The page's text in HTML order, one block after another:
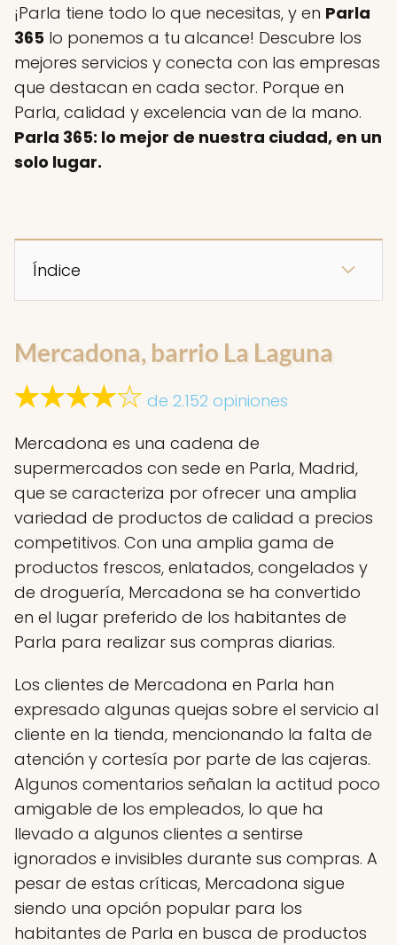
¡Parla tiene todo lo que necesitas, y en Parla
365 lo ponemos a tu alcance! Descubre los
mejores servicios y conecta con las empresas
que destacan en cada sector. Porque en
Parla, calidad y excelencia van de la mano.
Parla 365: lo mejor de nuestra ciudad, en un
solo lugar.
Índice
Mercadona, barrio La Laguna
de 2.152 opiniones
Mercadona es una cadena de
supermercados con sede en Parla, Madrid,
que se caracteriza por ofrecer una amplia
variedad de productos de calidad a precios
competitivos. Con una amplia gama de
productos frescos, enlatados, congelados y
de droguería, Mercadona se ha convertido
en el lugar preferido de los habitantes de
Parla para realizar sus compras diarias.
Los clientes de Mercadona en Parla han
expresado algunas quejas sobre el servicio al
cliente en la tienda, mencionando la falta de
atención y cortesía por parte de las cajeras.
Algunos comentarios señalan la actitud poco
amigable de los empleados, lo que ha
llevado a algunos clientes a sentirse
ignorados e invisibles durante sus compras. A
pesar de estas críticas, Mercadona sigue
siendo una opción popular para los
habitantes de Parla en busca de productos